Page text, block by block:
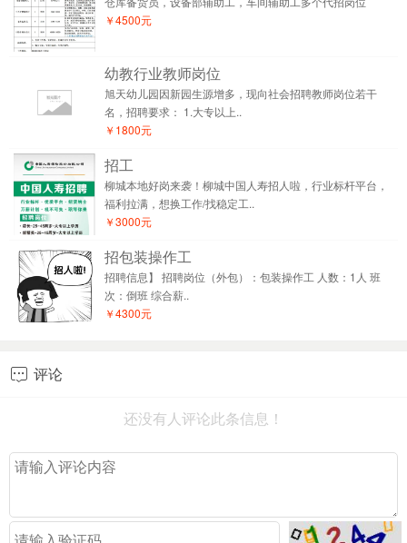
￥4500元
幼教行业教师岗位
旭天幼儿园因新园生源增多，现向社会招聘教师岗位若干
名，招聘要求： 1.大专以上..
￥1800元
招工
柳城本地好岗来袭！柳城中国人寿招人啦，行业标杆平台，
福利拉满，想换工作/找稳定工..
￥3000元
招包装操作工
招聘信息】 招聘岗位（外包）：包装操作工 人数：1人 班
次：倒班 综合薪..
￥4300元
 评论
还没有人评论此条信息！